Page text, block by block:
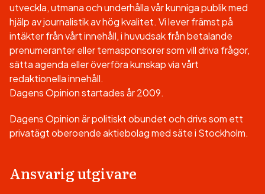
utveckla, utmana och underhålla vår kunniga publik med
hjälp av journalistik av hög kvalitet. Vi lever främst på
intäkter från vårt innehåll, i huvudsak från betalande
prenumeranter eller temasponsorer som vill driva frågor,
sätta agenda eller överföra kunskap via vårt
redaktionella innehåll.
Dagens Opinion startades år 2009.
Dagens Opinion är politiskt obundet och drivs som ett
privatägt oberoende aktiebolag med säte i Stockholm.
Ansvarig utgivare